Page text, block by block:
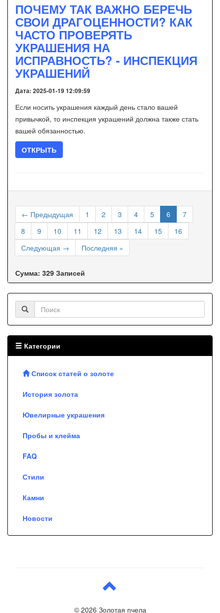
ПОЧЕМУ ТАК ВАЖНО БЕРЕЧЬ
СВОИ ДРАГОЦЕННОСТИ? КАК
ЧАСТО ПРОВЕРЯТЬ
УКРАШЕНИЯ НА
ИСПРАВНОСТЬ? - ИНСПЕКЦИЯ
УКРАШЕНИЙ
Дата: 2025-01-19 12:09:59
Если носить украшения каждый день стало вашей
привычкой, то инспекция украшений должна также стать
вашей обязанностью.
ОТКРЫТЬ
← Предыдущая 1 2 3 4 5 6
7
8
9 10 11 12 13 14 15
16
Следующая →
Последняя »
Сумма: 329 Записей
Категории
Список статей о золоте
История золота
Ювелирные украшения
Пробы и клейма
FAQ
Стили
Камни
Новости
© 2026 Золотая пчела